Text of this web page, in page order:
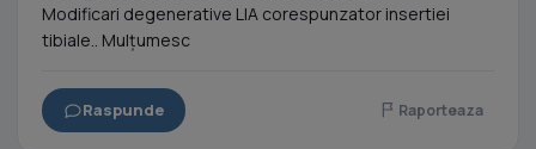
Modificari degenerative LIA corespunzator insertiei
tibiale.. Mulțumesc
Raspunde Raporteaza